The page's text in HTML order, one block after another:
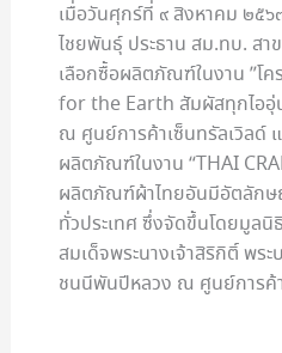
เมื่อวันศุกร์ที่ ๙ สิงหาคม ๒๕
ไชยพันธุ์ ประธาน สม.ทบ. สา
เลือกซื้อผลิตภัณฑ์ในงาน ”โค
for the Earth สัมผัสทุกไอ
ณ ศูนย์การค้าเซ็นทรัลเวิลด์ แ
ผลิตภัณฑ์ในงาน “THAI
ผลิตภัณฑ์ผ้าไทยอันมีอัตลักษ
ทั่วประเทศ ซึ่งจัดขึ้นโดยมูลนิ
สมเด็จพระนางเจ้าสิริกิติ์ พร
ชนนีพันปีหลวง ณ ศูนย์การค้า